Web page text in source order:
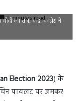
2 minutes read
का तंज, कहा कांग्रेस ने
Election 2023) के
पायलट पर जमकर